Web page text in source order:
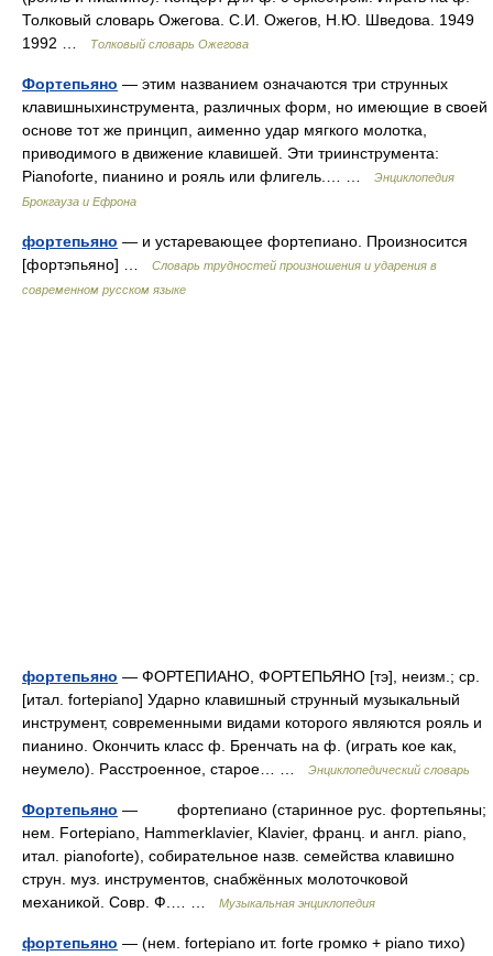
Толковый словарь Ожегова. С.И. Ожегов, Н.Ю. Шведова. 1949
1992 …
Толковый словарь Ожегова
Фортепьяно — этим названием означаются три струнных
клавишныхинструмента, различных форм, но имеющие в своей
основе тот же принцип, аименно удар мягкого молотка,
приводимого в движение клавишей. Эти триинструмента:
Pianoforte, пианино и рояль или флигель.… …
Энциклопедия
Брокгауза и Ефрона
фортепьяно — и устаревающее фортепиано. Произносится
[фортэпьяно] …
Словарь трудностей произношения и ударения в
современном русском языке
фортепьяно — ФОРТЕПИАНО, ФОРТЕПЬЯНО [тэ], неизм.; ср.
[итал. fortepiano] Ударно клавишный струнный музыкальный
инструмент, современными видами которого являются рояль и
пианино. Окончить класс ф. Бренчать на ф. (играть кое как,
неумело). Расстроенное, старое… …
Энциклопедический словарь
Фортепьяно — фортепиано (старинное рус. фортепьяны;
нем. Fortepiano, Hammerklavier, Klavier, франц. и англ. piano,
итал. pianoforte), собирательное назв. семейства клавишно
струн. муз. инструментов, снабжённых молоточковой
механикой. Совр. Ф.… …
Музыкальная энциклопедия
фортепьяно — (нем. fortepiano ит. forte громко + piano тихо)